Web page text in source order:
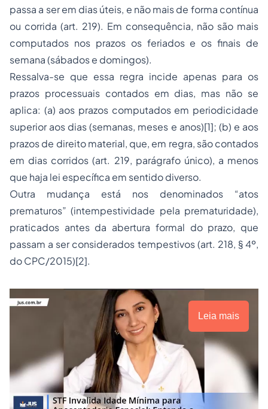
passa a ser em dias úteis, e não mais de forma contínua
ou corrida (art. 219). Em consequência, não são mais
computados nos prazos os feriados e os finais de
semana (sábados e domingos).
Ressalva-se que essa regra incide apenas para os
prazos processuais contados em dias, mas não se
aplica: (a) aos prazos computados em periodicidade
superior aos dias (semanas, meses e anos)[1]; (b) e aos
prazos de direito material, que, em regra, são contados
em dias corridos (art. 219, parágrafo único), a menos
que haja lei específica em sentido diverso.
Outra mudança está nos denominados “atos
prematuros” (intempestividade pela prematuridade),
praticados antes da abertura formal do prazo, que
passam a ser considerados tempestivos (art. 218, § 4º,
do CPC/2015)[2].
Leia mais